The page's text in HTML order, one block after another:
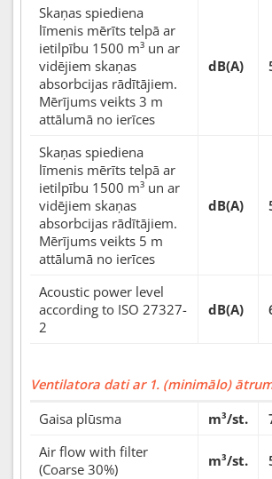
Skaņas spiediena
līmenis mērīts telpā ar
ietilpību 1500 m³ un ar
vidējiem skaņas
absorbcijas rādītājiem.
Mērījums veikts 3 m
attālumā no ierīces
dB(A)
Skaņas spiediena
līmenis mērīts telpā ar
ietilpību 1500 m³ un ar
vidējiem skaņas
absorbcijas rādītājiem.
Mērījums veikts 5 m
attālumā no ierīces
dB(A)
Acoustic power level
according to ISO 27327-
2
dB(A)
Ventilatora dati ar 1. (minimālo)
Gaisa plūsma
m³/st.
Air flow with filter
(Coarse 30%)
m³/st.